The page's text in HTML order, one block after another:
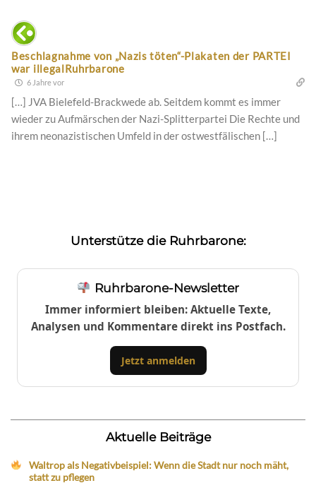
Beschlagnahme von „Nazis töten“-Plakaten der PARTEI
war illegalRuhrbarone
6 Jahre vor
[…] JVA Bielefeld-Brackwede ab. Seitdem kommt es immer
wieder zu Aufmärschen der Nazi-Splitterpartei Die Rechte und
ihrem neonazistischen Umfeld in der ostwestfälischen […]
Unterstütze die Ruhrbarone:
Ruhrbarone-Newsletter
Immer informiert bleiben: Aktuelle Texte,
Analysen und Kommentare direkt ins Postfach.
Jetzt anmelden
Aktuelle Beiträge
Waltrop als Negativbeispiel: Wenn die Stadt nur noch mäht,
statt zu pflegen